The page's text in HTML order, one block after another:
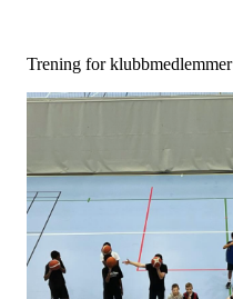
Trening for klubbmedlemmer